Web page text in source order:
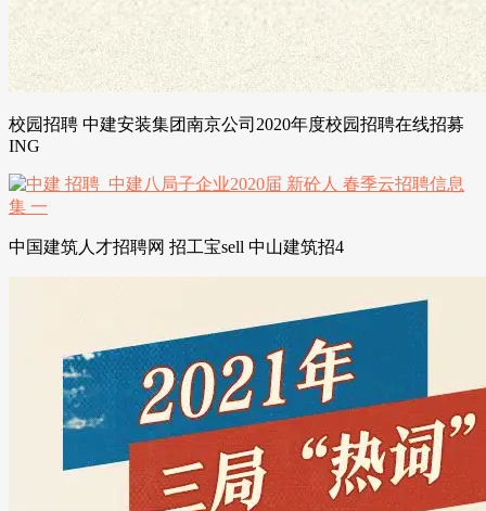
校园招聘 中建安装集团南京公司2020年度校园招聘在线招募
ING
中国建筑人才招聘网 招工宝sell 中山建筑招4